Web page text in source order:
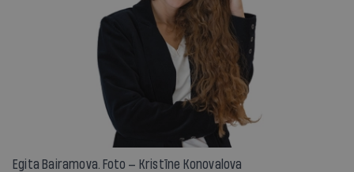
Egita Bairamova. Foto — Kristīne Konovalova